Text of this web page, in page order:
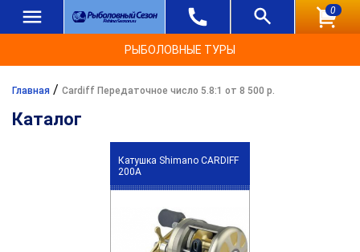
0
РЫБОЛОВНЫЕ ТУРЫ
Главная / Cardiff Передаточное число 5.8:1 от 8 500 р.
Каталог
Катушка Shimano CARDIFF
200A